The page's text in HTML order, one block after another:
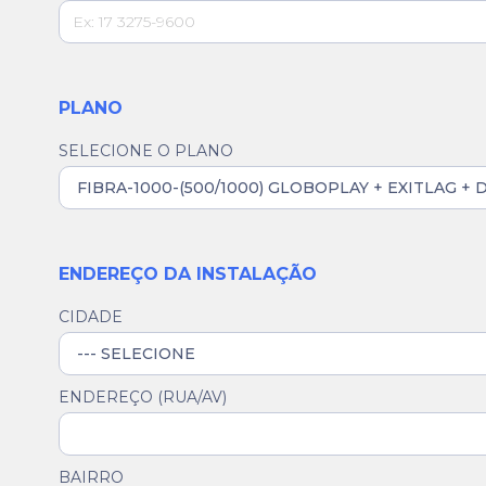
PLANO
SELECIONE O PLANO
ENDEREÇO DA INSTALAÇÃO
CIDADE
ENDEREÇO (RUA/AV)
BAIRRO